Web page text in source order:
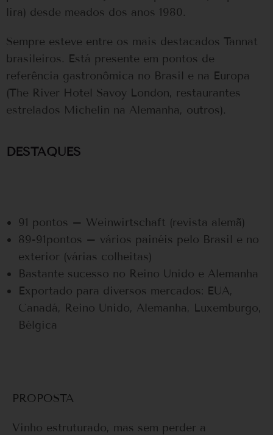
lira) desde meados dos anos 1980.
Sempre esteve entre os mais destacados Tannat
brasileiros. Está presente em pontos de
referência gastronômica no Brasil e na Europa
(The River Hotel Savoy London, restaurantes
estrelados Michelin na Alemanha, outros).
DESTAQUES
91 pontos – Weinwirtschaft (revista alemã)
89-91pontos – vários painéis pelo Brasil e no
exterior (várias colheitas)
Bastante sucesso no Reino Unido e Alemanha
Exportado para diversos mercados: EUA,
Canadá, Reino Unido, Alemanha, Luxemburgo,
Bélgica
PROPOSTA
Vinho estruturado, mas sem perder a